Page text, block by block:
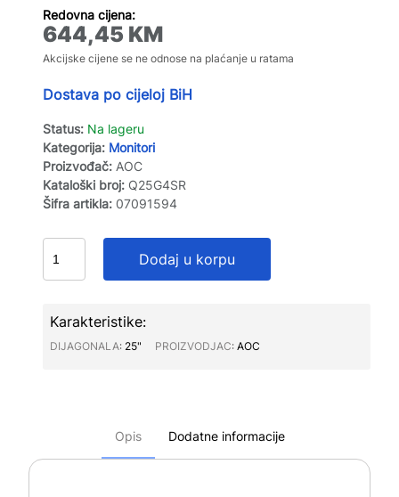
Redovna cijena:
644,45 KM
Akcijske cijene se ne odnose na plaćanje u ratama
Dostava po cijeloj BiH
Status: Na lageru
Kategorija: Monitori
Proizvođač: AOC
Kataloški broj: Q25G4SR
Šifra artikla: 07091594
Dodaj u korpu
Karakteristike:
DIJAGONALA∶ 25" PROIZVODJAC∶ AOC
Opis Dodatne informacije